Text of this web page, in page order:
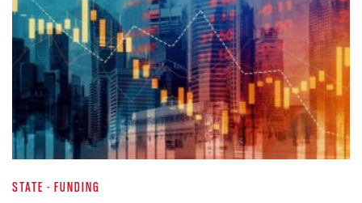
STATE - FUNDING